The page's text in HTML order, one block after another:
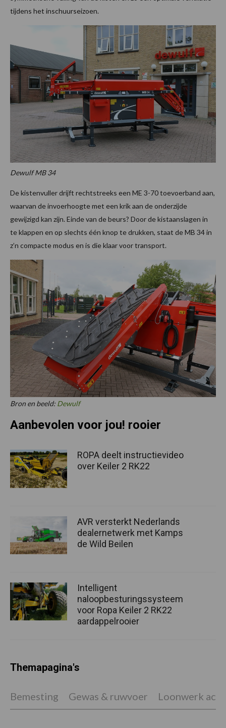
tijdens het inschuurseizoen.
Dewulf MB 34
De kistenvuller drijft rechtstreeks een ME 3-70 toevoerband aan,
waarvan de invoerhoogte met een krik aan de onderzijde
gewijzigd kan zijn. Einde van de beurs? Door de kistaanslagen in
te klappen en op slechts één knop te drukken, staat de MB 34 in
z’n compacte modus en is die klaar voor transport.
Bron en beeld: Dewulf
Aanbevolen voor jou! rooier
ROPA deelt instructievideo
over Keiler 2 RK22
AVR versterkt Nederlands
dealernetwerk met Kamps
de Wild Beilen
Intelligent
naloopbesturingssysteem
voor Ropa Keiler 2 RK22
aardappelrooier
Themapagina's
Bemesting Gewas & ruwvoer Loonwerk